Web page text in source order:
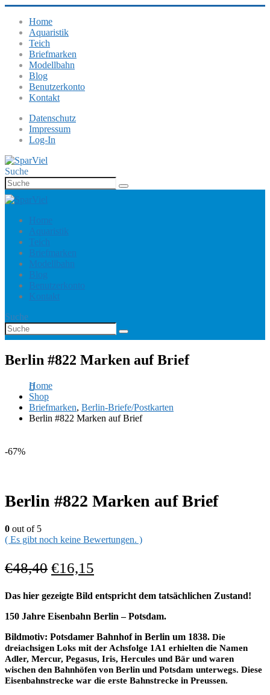
Home
Aquaristik
Teich
Briefmarken
Modellbahn
Blog
Benutzerkonto
Kontakt
Datenschutz
Impressum
Log-In
Suche
Home
Aquaristik
Teich
Briefmarken
Modellbahn
Blog
Benutzerkonto
Kontakt
Suche
Berlin #822 Marken auf Brief
Home
Shop
Briefmarken, Berlin-Briefe/Postkarten
Berlin #822 Marken auf Brief
-67%
Berlin #822 Marken auf Brief
0 out of 5
( Es gibt noch keine Bewertungen. )
€48,40 €16,15
Das hier gezeigte Bild entspricht dem tatsächlichen Zustand!
150 Jahre Eisenbahn Berlin – Potsdam.
Bildmotiv: Potsdamer Bahnhof in Berlin um 1838. Die
dreiachsigen Loks mit der Achsfolge 1A1 erhielten die Namen
Adler, Mercur, Pegasus, Iris, Hercules und Bär und waren
wischen den Bahnhöfen von Berlin und Potsdam unterwegs. Diese
Eisenbahnstrecke war die erste Bahnstrecke in Preussen.